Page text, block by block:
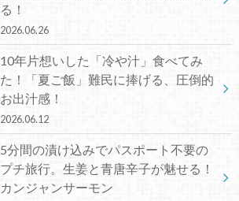
る！
2026.06.26
10年片想いした「冷や汁」食べてみ
た！「夏ご飯」難民に捧げる、圧倒的
お出汁感！
2026.06.12
5分間の漬け込みでパスポート不要の
プチ旅行。生姜と青唐辛子が魅せる！
カンジャンサーモン